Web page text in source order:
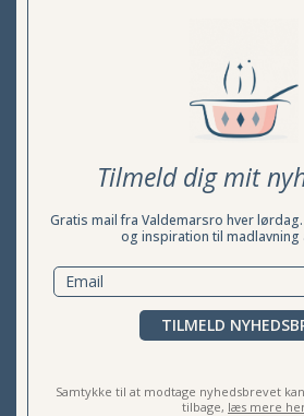
Tilmeld dig mit
Gratis mail fra Valdemarsro hver
og inspiration til madlavning
TILMELD
Samtykke til at modtage nyhedsbrevet
tilbage, læs mere